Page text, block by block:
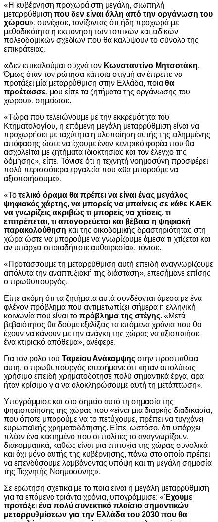
«Η κυβέρνηση προχωρά στη μεγάλη, σιωπηλή
μεταρρύθμιση που δεν είναι άλλη από την οργάνωση του
χώρου», συνέχισε, τονίζοντας ότι ήδη προχωρά με
μεθοδικότητα η εκπόνηση των τοπικών και ειδικών
πολεοδομικών σχεδίων που θα καλύψουν το σύνολο της
επικράτειας.
«Δεν επικαλούμαι συχνά τον Κωνσταντίνο Μητσοτάκη.
Όμως όταν τον ρώτησα κάποια στιγμή αν έπρεπε να
προτάξει μία μεταρρύθμιση στην Ελλάδα, ποια θα
προέτασσε, μου είπε τα ζητήματα της οργάνωσης του
χώρου», σημείωσε.
«Τώρα που τελειώνουμε με την εκκρεμότητα του
Κτηματολογίου, η επόμενη μεγάλη μεταρρύθμιση είναι να
προχωρήσει με ταχύτητα η υλοποίηση αυτής της ειλημμένης
απόφασης ώστε να έχουμε έναν κεντρικό φορέα που θα
ασχολείται με ζητήματα ιδιοκτησίας και τον έλεγχο της
δόμησης», είπε. Τόνισε ότι η τεχνητή νοημοσύνη προσφέρει
πολύ περισσότερα εργαλεία που «θα μπορούμε να
αξιοποιήσουμε».
«Το τελικό όραμα θα πρέπει να είναι ένας μεγάλος
ψηφιακός χάρτης, να μπορείς να μπαίνεις σε κάθε ΚΑΕΚ
να γνωρίζεις ακριβώς τι μπορείς να χτίσεις, τι
επιτρέπεται, τι απαγορεύεται και βέβαια η ψηφιακή
παρακολούθηση και της οικοδομικής δραστηριότητας στη
χώρα ώστε να μπορούμε να γνωρίζουμε άμεσα τι χτίζεται και
αν υπάρχει οποιαδήποτε αυθαιρεσία», τόνισε.
«Προτάσσουμε τη μεταρρύθμιση αυτή επειδή αναγνωρίζουμε
απόλυτα την αναπτυξιακή της διάσταση», επεσήμανε επίσης
ο πρωθυπουργός.
Είπε ακόμη ότι τα ζητήματα αυτά συνδέονται άμεσα με ένα
φλέγον πρόβλημα που αντιμετωπίζει σήμερα η ελληνική
κοινωνία που είναι το πρόβλημα της στέγης. «Μετά
βεβαιότητος θα δούμε εξελίξεις τα επόμενα χρόνια που θα
έχουν να κάνουν με την ανάγκη της χώρας να αξιοποιήσει
ένα κτιριακό απόθεμα», ανέφερε.
Για τον ρόλο του Ταμείου Ανάκαμψης στην προσπάθεια
αυτή, ο πρωθυπουργός επεσήμανε ότι «ήταν απολύτως
χρήσιμο επειδή χρηματοδότησε πολύ σημαντικά έργα, άρα
ήταν κρίσιμο για να ολοκληρώσουμε αυτή τη μετάπτωση».
Υπογράμμισε και στο σημείο αυτό τη σημασία της
ψηφιοποίησης της χώρας που «είναι μια διαρκής διαδικασία,
που όποτε μπορούμε να το πετύχουμε, πρέπει να τυγχάνει
ευρωπαϊκής χρηματοδότησης. Είπε, ωστόσο, ότι υπάρχει
πλέον ένα κεκτημένο που οι πολίτες το αναγνωρίζουν,
διακομματικά, καθώς είναι μια επιτυχία της χώρας συνολικά
και όχι μόνο αυτής της κυβέρνησης, πάνω στο οποίο πρέπει
να επενδύσουμε λαμβάνοντας υπόψη και τη μεγάλη σημασία
της Τεχνητής Νοημοσύνης».
Σε ερώτηση σχετικά με το ποια είναι η μεγάλη μεταρρύθμιση
για τα επόμενα τριάντα χρόνια, υπογράμμισε: «Έχουμε
προτάξει ένα πολύ συνεκτικό πλαίσιο σημαντικών
μεταρρυθμίσεων για την Ελλάδα του 2030 που θα